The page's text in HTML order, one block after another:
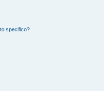
specifico?